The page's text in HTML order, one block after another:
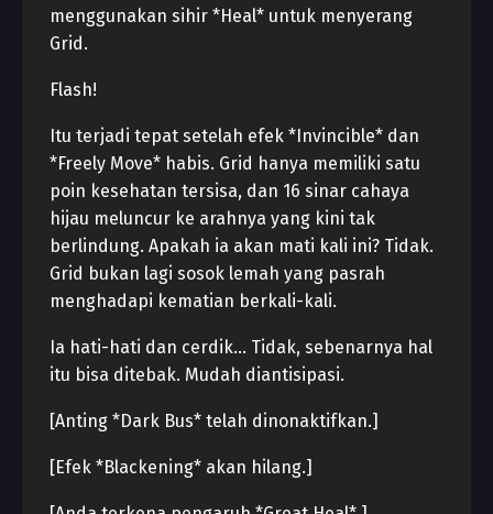
menggunakan sihir *Heal* untuk menyerang
Grid.
Flash!
Itu terjadi tepat setelah efek *Invincible* dan
*Freely Move* habis. Grid hanya memiliki satu
poin kesehatan tersisa, dan 16 sinar cahaya
hijau meluncur ke arahnya yang kini tak
berlindung. Apakah ia akan mati kali ini? Tidak.
Grid bukan lagi sosok lemah yang pasrah
menghadapi kematian berkali-kali.
Ia hati-hati dan cerdik… Tidak, sebenarnya hal
itu bisa ditebak. Mudah diantisipasi.
[Anting *Dark Bus* telah dinonaktifkan.]
[Efek *Blackening* akan hilang.]